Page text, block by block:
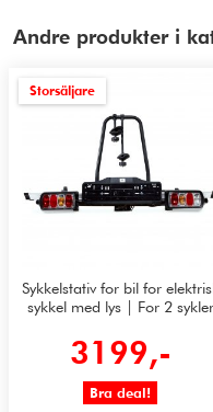
Andre produkter i
Storsäljare
Sykkelstativ for bil for
sykkel med lys | For 2 sykler
3199,-
Bra deal!